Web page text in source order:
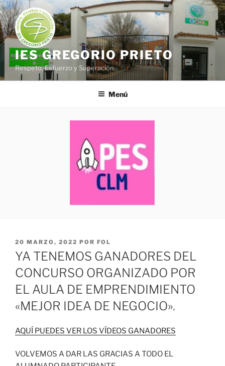
Saltar
al
contenido
IES GREGORIO PRIETO
Respeto, Esfuerzo y Superación
Menú
PUBLICADO
EL
20 MARZO, 2022 POR FOL
YA TENEMOS GANADORES DEL
CONCURSO ORGANIZADO POR
EL AULA DE EMPRENDIMIENTO
«MEJOR IDEA DE NEGOCIO».
AQUÍ PUEDES VER LOS VÍDEOS GANADORES
VOLVEMOS A DAR LAS GRACIAS A TODO EL